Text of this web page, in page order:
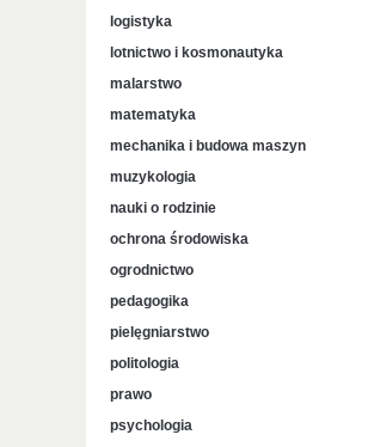
logistyka
lotnictwo i kosmonautyka
malarstwo
matematyka
mechanika i budowa maszyn
muzykologia
nauki o rodzinie
ochrona środowiska
ogrodnictwo
pedagogika
pielęgniarstwo
politologia
prawo
psychologia